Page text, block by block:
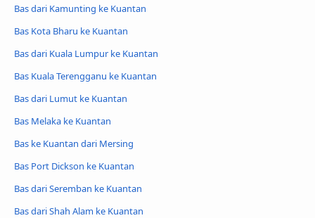
Bas dari Kamunting ke Kuantan
Bas Kota Bharu ke Kuantan
Bas dari Kuala Lumpur ke Kuantan
Bas Kuala Terengganu ke Kuantan
Bas dari Lumut ke Kuantan
Bas Melaka ke Kuantan
Bas ke Kuantan dari Mersing
Bas Port Dickson ke Kuantan
Bas dari Seremban ke Kuantan
Bas dari Shah Alam ke Kuantan